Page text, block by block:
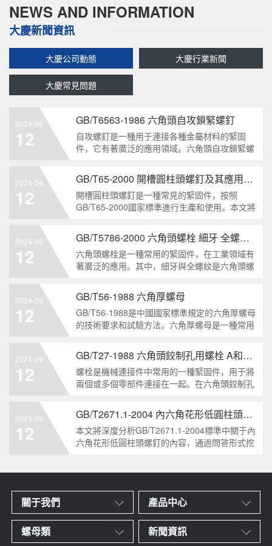
NEWS AND INFORMATION
大慶新聞資訊
大慶公司動態 大慶行業新聞
大慶常見問題
2024-09
12
GB/T6563-1986 六角頭自攻鎖緊螺釘
自攻螺釘是一種用于連接各種金屬材料的緊固
件，它有著廣泛的應用領域。六角頭自攻鎖緊螺
標準。本文將深度分析這種螺釘的特點、應用以
及制造要求等相關知識點，為讀者提供全面的了
解。1. 六角頭自
2024-09
12
GB/T65-2000 開槽圓柱頭螺釘及其應用領域
開槽圓柱頭螺釘是一種常見的緊固件，按照
GB/T65-2000國家標準進行生產和使用。本文將
領域，幫助讀者更好地了解和應用該種螺釘。什
么是GB/T65-2000 開槽圓柱頭螺釘？GB/T65-
200
2024-09
12
GB/T5786-2000 六角頭螺栓 細牙 全螺紋——工業重要性和特點
六角頭螺栓是一種常用的緊固件，在工業領域有
著廣泛的應用。其中，細牙與全螺紋是六角頭螺
兩個方面，對GB/T5786-2000標準下的六角頭螺
栓 細牙 全螺紋進行深度分析和知識挖掘。什么
是GB/T57
2024-09
12
GB/T56-1988 六角厚螺母
GB/T56-1988是中國國家標準規定的六角厚螺母
的技術要求和試驗方法。六角厚螺母是一種常用
用于需要更大的力矩和耐久性的緊固裝配。六角
厚螺母的材料和制造工藝六角厚螺母通常由低碳
鋼、中碳鋼或合金鋼
2024-09
12
GB/T27-1988 六角頭鉸制孔用螺栓 A和B級
螺栓是機械連接件中常用的一種緊固件，用于將
兩個或多個零部件連接在一起。在六角頭鉸制孔
級和B級兩種。下面我們來分析一下這兩種級別
的螺栓有哪些區別。1. A級和B級的定義和標準
有什么不同?A級和B級是
2024-09
12
GB/T2671.1-2004 內六角花形低圓柱頭螺釘
本文將深度分析GB/T2671.1-2004標準中關于內
六角花形低圓柱頭螺釘的內容，通過問答形式挖
關于我們 產品中心
螺母類 新聞資訊